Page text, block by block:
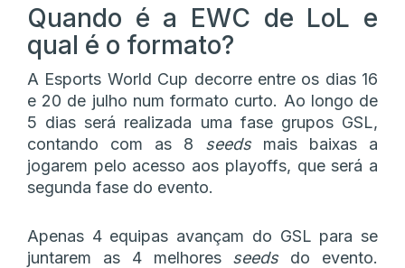
Quando é a EWC de LoL e
qual é o formato?
A Esports World Cup decorre entre os dias 16
e 20 de julho num formato curto. Ao longo de
5 dias será realizada uma fase grupos GSL,
contando com as 8 seedsmais baixas a
jogarem pelo acesso aos playoffs, que será a
segunda fase do evento.
Apenas 4 equipas avançam do GSL para se
juntarem as 4 melhores seedsdo evento.